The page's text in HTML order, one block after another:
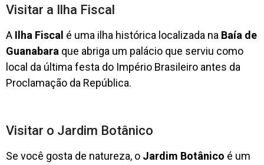
Visitar a Ilha Fiscal
A Ilha Fiscal é uma ilha histórica localizada na Baía de
Guanabara que abriga um palácio que serviu como
local da última festa do Império Brasileiro antes da
Proclamação da República.
Visitar o Jardim Botânico
Se você gosta de natureza, o Jardim Botânico é um